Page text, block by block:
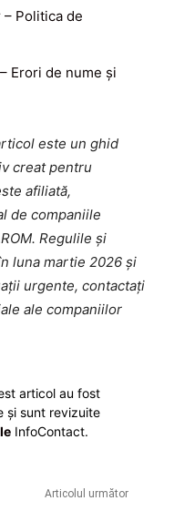
Politica de
Erori de nume și
este un ghid
creat pentru
afiliată,
de companiile
Regulile și
luna martie 2026 și
urgente, contactați
ale companiilor
articol au fost
și sunt revizuite
InfoContact.
Articolul următor